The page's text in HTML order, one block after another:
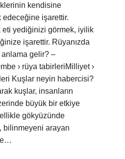
kendisine
işarettir.
eti yediğinizi görmek, iyilik
işarettir. Rüyanızda
anlama gelir? –
› rüya tabirleriMilliyet ›
Kuşlar neyin habercisi?
kuşlar, insanların
büyük bir etkiye
gökyüzünde
bilinmeyeni arayan